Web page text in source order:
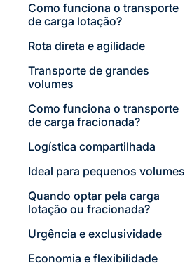
Como funciona o transporte
de carga lotação?
Rota direta e agilidade
Transporte de grandes
volumes
Como funciona o transporte
de carga fracionada?
Logística compartilhada
Ideal para pequenos volumes
Quando optar pela carga
lotação ou fracionada?
Urgência e exclusividade
Economia e flexibilidade